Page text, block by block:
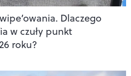
Dlaczego
w czuły punkt
roku?